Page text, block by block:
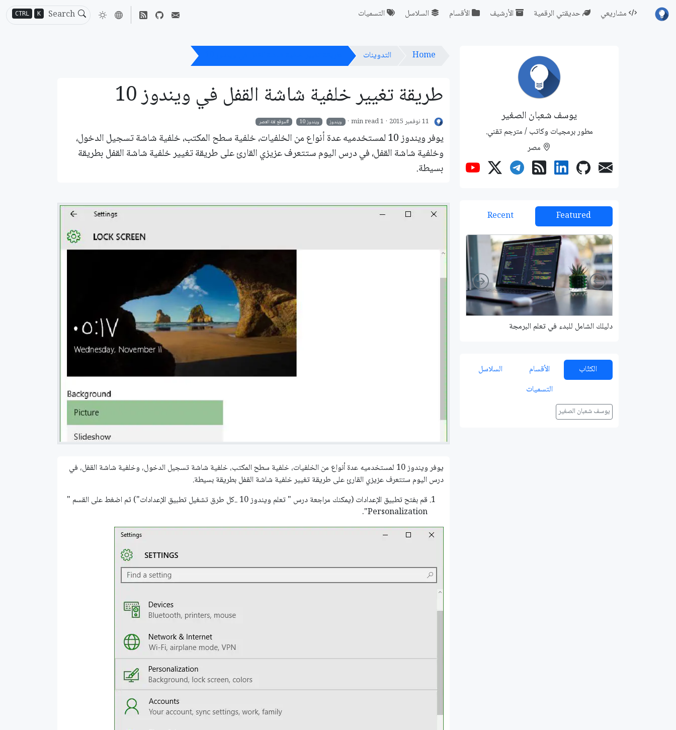
CTRL K مشاريعي حديقتي الرقمية الأرشيف الأقسام السلاسل التسميات
Home التدوينات
طريقة تغيير خلفية شاشة القفل في ويندوز 10
11 نوفمبر 2015 1 min read ويندوز ويندوز 10 موقع لغة العصر
يوفر ويندوز 10 لمستخدميه عدة أنواع من الخلفيات، خلفية سطح المكتب، خلفية شاشة تسجيل الدخول،
وخلفية شاشة القفل، في درس اليوم ستتعرف عزيزي القارئ على طريقة تغيير خلفية شاشة القفل بطريقة
بسيطة.
يوفر ويندوز 10 لمستخدميه عدة أنواع من الخلفيات، خلفية سطح المكتب، خلفية شاشة تسجيل الدخول، وخلفية شاشة القفل، في
درس اليوم ستتعرف عزيزي القارئ على طريقة تغيير خلفية شاشة القفل بطريقة بسيطة.
قم بفتح تطبيق الإعدادات (يمكنك مراجعة درس " تعلم ويندوز 10 ..كل طرق تشغيل تطبيق الإعدادات") ثم اضغط على القسم "
Personalization".
يوسف شعبان الصغير
مطور برمجيات وكاتب / مترجم تقني.
مصر
Featured
Recent
دليلك الشامل للبدء في تعلم البرمجة مهارات البحث على اﻹنترنت لطلاب العلم
Left
Right
الكتّاب الأقسام
السلاسل
التسميات
يوسف شعبان الصغير